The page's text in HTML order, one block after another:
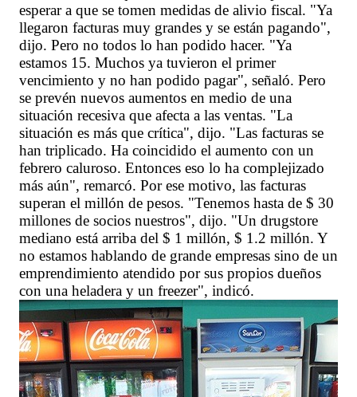
esperar a que se tomen medidas de alivio fiscal. "Ya
llegaron facturas muy grandes y se están pagando",
dijo. Pero no todos lo han podido hacer. "Ya
estamos 15. Muchos ya tuvieron el primer
vencimiento y no han podido pagar", señaló. Pero
se prevén nuevos aumentos en medio de una
situación recesiva que afecta a las ventas. "La
situación es más que crítica", dijo. "Las facturas se
han triplicado. Ha coincidido el aumento con un
febrero caluroso. Entonces eso lo ha complejizado
más aún", remarcó. Por ese motivo, las facturas
superan el millón de pesos. "Tenemos hasta de $ 30
millones de socios nuestros", dijo. "Un drugstore
mediano está arriba del $ 1 millón, $ 1.2 millón. Y
no estamos hablando de grande empresas sino de un
emprendimiento atendido por sus propios dueños
con una heladera y un freezer", indicó.